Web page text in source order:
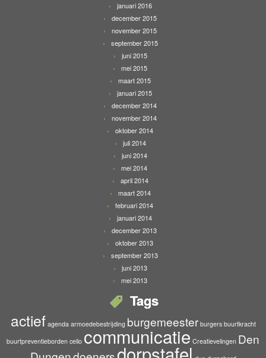
januari 2016
december 2015
november 2015
september 2015
juni 2015
mei 2015
maart 2015
januari 2015
december 2014
november 2014
oktober 2014
juli 2014
juni 2014
mei 2014
april 2014
maart 2014
februari 2014
januari 2014
december 2013
oktober 2013
september 2013
juni 2013
mei 2013
Tags
actief agenda armoedebestrijding burgemeester burgers buurtkracht
buurtpreventieborden cello communicatie Creatievelingen Den